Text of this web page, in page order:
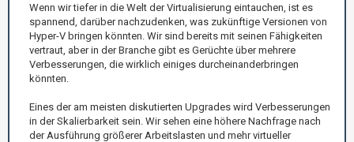
Wenn wir tiefer in die Welt der Virtualisierung eintauchen, ist es
spannend, darüber nachzudenken, was zukünftige Versionen von
Hyper-V bringen könnten. Wir sind bereits mit seinen Fähigkeiten
vertraut, aber in der Branche gibt es Gerüchte über mehrere
Verbesserungen, die wirklich einiges durcheinanderbringen
könnten.
Eines der am meisten diskutierten Upgrades wird Verbesserungen
in der Skalierbarkeit sein. Wir sehen eine höhere Nachfrage nach
der Ausführung größerer Arbeitslasten und mehr virtueller